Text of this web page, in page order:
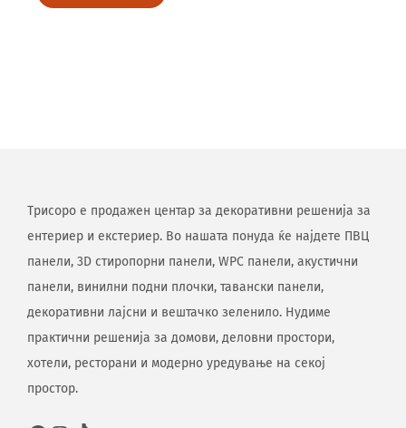
Трисоро е продажен центар за декоративни решенија за
ентериер и екстериер. Во нашата понуда ќе најдете ПВЦ
панели, 3D стиропорни панели, WPC панели, акустични
панели, винилни подни плочки, тавански панели,
декоративни лајсни и вештачко зеленило. Нудиме
практични решенија за домови, деловни простори,
хотели, ресторани и модерно уредување на секој
простор.